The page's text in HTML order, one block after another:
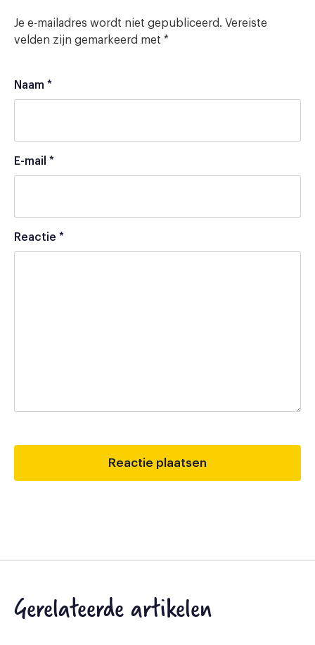
Je e-mailadres wordt niet gepubliceerd. Vereiste
velden zijn gemarkeerd met *
Naam *
E-mail *
Reactie *
Gerelateerde artikelen